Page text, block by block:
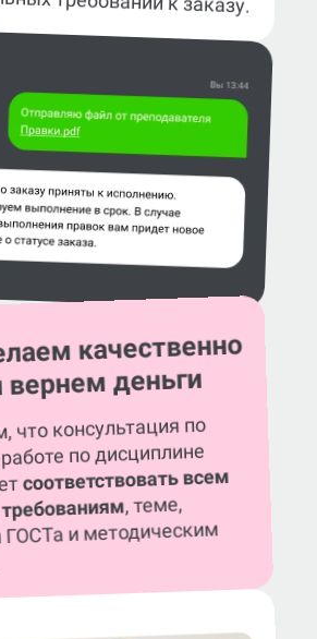
качественно
вернем деньги
что консультация по
по дисциплине
соответствовать всем
, теме,
ГОСТа и методическим